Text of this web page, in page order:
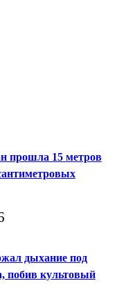
прошла 15 метров
дыхание под
побив культовый